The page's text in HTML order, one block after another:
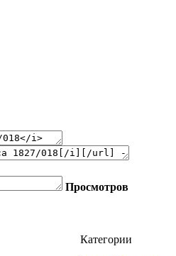
Просмотров
Категории